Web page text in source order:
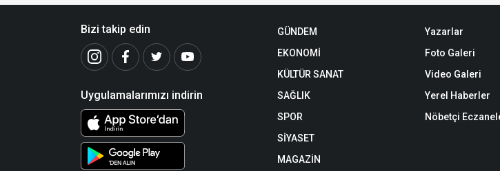
Bizi takip edin
Uygulamalarımızı indirin
GÜNDEM
EKONOMİ
KÜLTÜR SANAT
SAĞLIK
SPOR
SİYASET
MAGAZİN
Yazarlar
Foto Galeri
Video Galeri
Yerel Haberler
Nöbetçi